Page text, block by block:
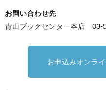
お問い合わせ先
青山ブックセンター本店 03-
お申込みオンラ